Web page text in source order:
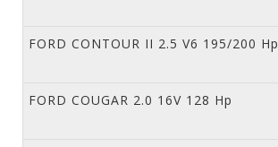
FORD CONTOUR II 2.5 V6 195/200 Hp
FORD COUGAR 2.0 16V 128 Hp